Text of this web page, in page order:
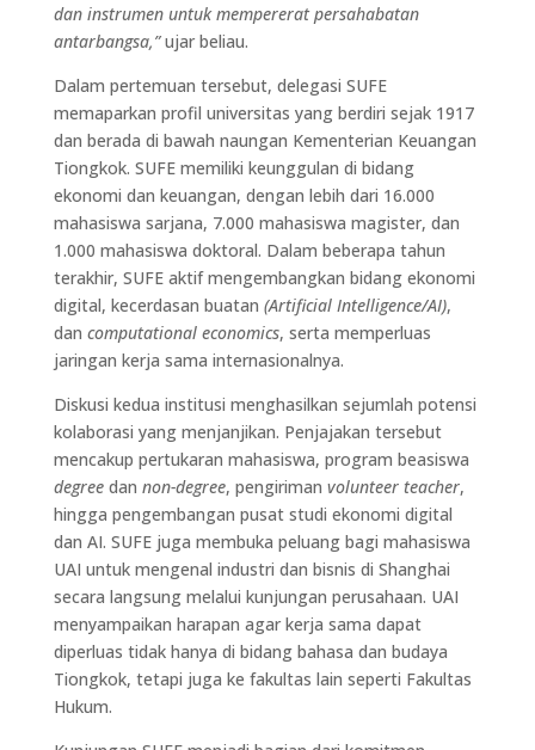
dan instrumen untuk mempererat persahabatan
antarbangsa,”ujar beliau.
Dalam pertemuan tersebut, delegasi SUFE
memaparkan profil universitas yang berdiri sejak 1917
dan berada di bawah naungan Kementerian Keuangan
Tiongkok. SUFE memiliki keunggulan di bidang
ekonomi dan keuangan, dengan lebih dari 16.000
mahasiswa sarjana, 7.000 mahasiswa magister, dan
1.000 mahasiswa doktoral. Dalam beberapa tahun
terakhir, SUFE aktif mengembangkan bidang ekonomi
digital, kecerdasan buatan (Artificial Intelligence/AI),
dan computational economics, serta memperluas
jaringan kerja sama internasionalnya.
Diskusi kedua institusi menghasilkan sejumlah potensi
kolaborasi yang menjanjikan. Penjajakan tersebut
mencakup pertukaran mahasiswa, program beasiswa
degreedan non-degree, pengiriman volunteer teacher,
hingga pengembangan pusat studi ekonomi digital
dan AI. SUFE juga membuka peluang bagi mahasiswa
UAI untuk mengenal industri dan bisnis di Shanghai
secara langsung melalui kunjungan perusahaan. UAI
menyampaikan harapan agar kerja sama dapat
diperluas tidak hanya di bidang bahasa dan budaya
Tiongkok, tetapi juga ke fakultas lain seperti Fakultas
Hukum.